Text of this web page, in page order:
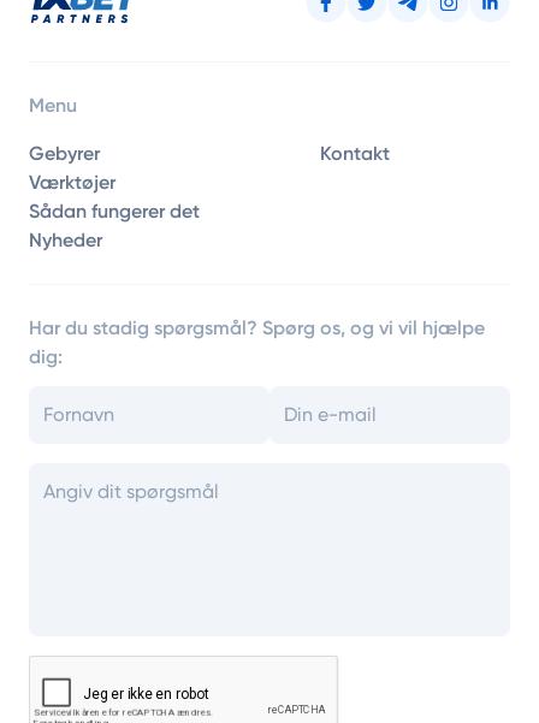
Menu
Gebyrer
Værktøjer
Sådan fungerer det
Nyheder
Kontakt
Har du stadig spørgsmål? Spørg os, og vi vil hjælpe
dig: